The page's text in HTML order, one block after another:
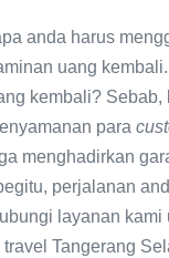
anda harus
uang
kembali? Sebab,
para
menghadirkan
perjalanan
layanan kami
Tangerang